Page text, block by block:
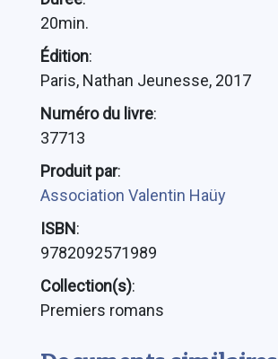
20min.
Édition:
Paris, Nathan Jeunesse, 2017
Numéro du livre:
37713
Produit par:
Association Valentin Haüy
ISBN:
9782092571989
Collection(s):
Premiers romans